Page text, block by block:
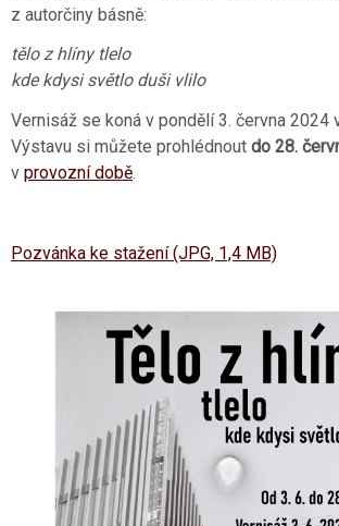
z autorčiny básně:
tělo z hlíny tlelo
kde kdysi světlo duši vlilo
Vernisáž se koná v pondělí 3. června 2024
Výstavu si můžete prohlédnout do 28.
v provozní době.
Pozvánka ke stažení (JPG, 1,4 MB)